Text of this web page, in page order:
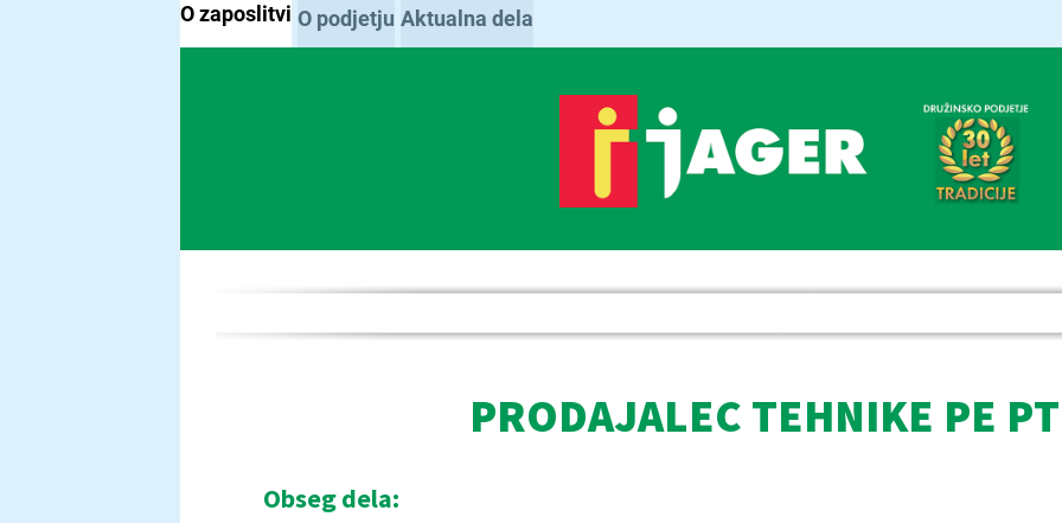
O zaposlitvi O podjetju Aktualna dela
PRODAJALEC TEHNIKE PE
Obseg dela: